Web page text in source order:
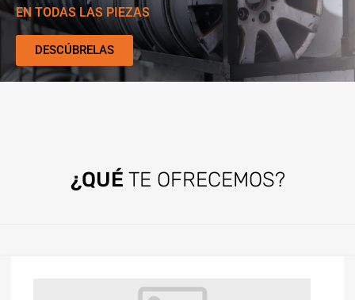
EN TODAS LAS PIEZAS
DESCÚBRELAS
¿QUÉ TE OFRECEMOS?